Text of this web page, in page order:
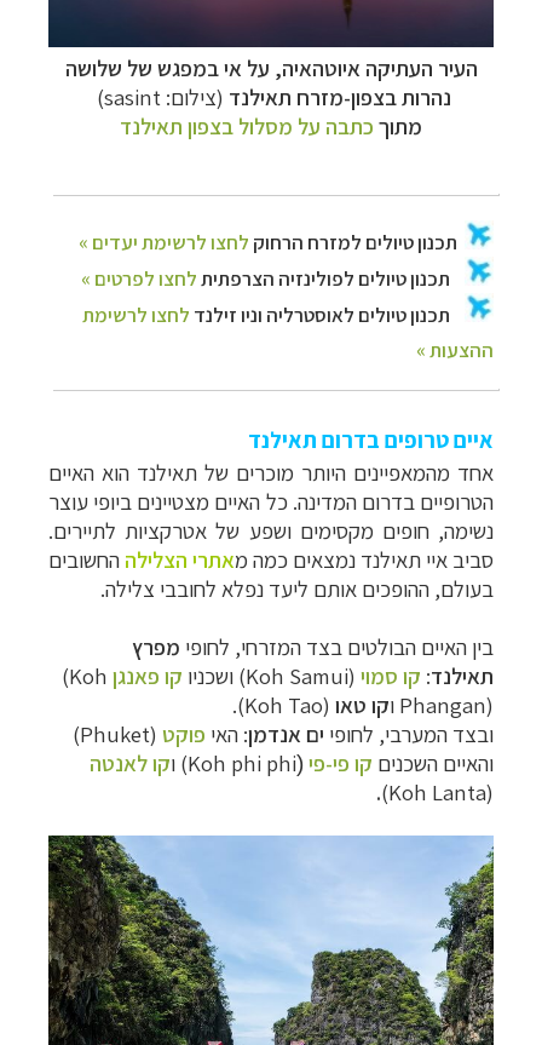
העיר העתיקה איוטהאיה, על אי במפגש של שלושה
נהרות בצפון-מזרח תאילנד (צילום: sasint)
מתוך כתבה על מסלול בצפון תאילנד
איים טרופים בדרום תאילנד
אחד מהמאפיינים היותר מוכרים של תאילנד הוא האיים
הטרופיים בדרום המדינה. כל האיים מצטיינים ביופי עוצר
נשימה, חופים מקסימים ושפע של אטרקציות לתיירים.
סביב איי תאילנד נמצאים כמה מאתרי הצלילה החשובים
בעולם, ההופכים אותם ליעד נפלא לחובבי צלילה.
בין האיים הבולטים בצד המזרחי, לחופי מפרץ
תאילנד: קו סמוי (Koh Samui) ושכניו קו פאנגן (Koh
Phangan) וקו טאו (Koh Tao)
.
ובצד המערבי, לחופי ים אנדמן: האי פוקט (
Phuket
)
והאיים השכנים קו פי-פי(
Koh phi phi
) וקו לאנטה
(
Koh Lanta
)
.